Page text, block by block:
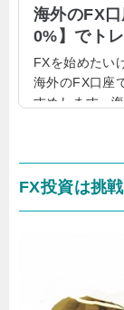
海外のFX
0%】でト
FXを始めたい
海外のFX口座
すめします。
X会社がおす
FXを始めたい
くいるため、
す。だからこ
FX投資は挑